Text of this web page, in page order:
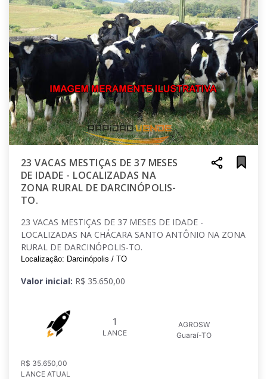
23 VACAS MESTIÇAS DE 37 MESES
DE IDADE - LOCALIZADAS NA
ZONA RURAL DE DARCINÓPOLIS-
TO.
23 VACAS MESTIÇAS DE 37 MESES DE IDADE -
LOCALIZADAS NA CHÁCARA SANTO ANTÔNIO NA ZONA
RURAL DE DARCINÓPOLIS-TO.
Localização: Darcinópolis / TO
Valor inicial: R$ 35.650,00
1
LANCE
AGROSW
Guaraí-TO
R$ 35.650,00
LANCE ATUAL